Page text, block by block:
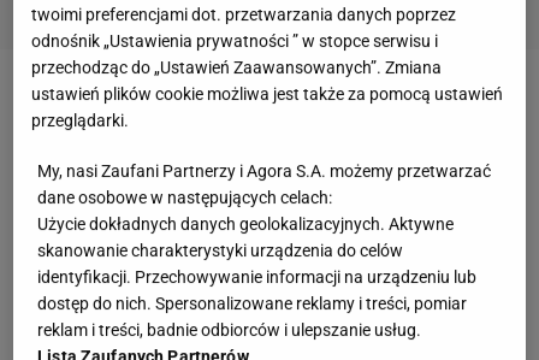
Zobacz wideoSyn Jana Urbana skradł show! "Będę
musiał się przejechać"
Dramat kibiców Lecha Poznań w Belgradzie
Lech Poznań wspierała w Belgradzie ok.
półtoratysięczna grupa kibiców. Serbskie media
poinformowały w środę przed południem, że
twoimi preferencjami dot. przetwarzania danych poprzez
odnośnik „Ustawienia prywatności ” w stopce serwisu i
przechodząc do „Ustawień Zaawansowanych”. Zmiana
ustawień plików cookie możliwa jest także za pomocą ustawień
przeglądarki.
My, nasi Zaufani Partnerzy i Agora S.A. możemy przetwarzać
dane osobowe w następujących celach:
Użycie dokładnych danych geolokalizacyjnych. Aktywne
skanowanie charakterystyki urządzenia do celów
identyfikacji. Przechowywanie informacji na urządzeniu lub
dostęp do nich. Spersonalizowane reklamy i treści, pomiar
reklam i treści, badnie odbiorców i ulepszanie usług.